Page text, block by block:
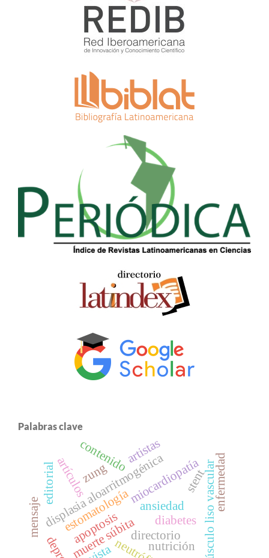
Palabras clave
muerte súbita
miocardiopatía
displasia aloarritmogénicadiabetes
stentmúsculo liso vascular
contenido
directorio
artículos
nutrición
ansiedad
estomatología
zung
apoptosis
enfermedad
artistas
editorial
mensaje